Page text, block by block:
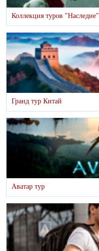
Коллекция туров "Наследие"
Гранд тур Китай
Аватар тур